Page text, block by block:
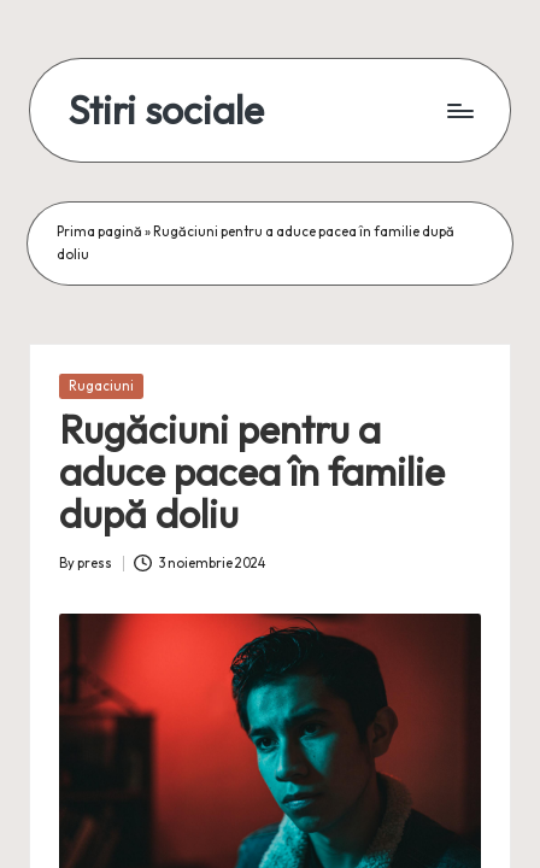
content
Stiri sociale
conexiuni
reale
Prima pagină » Rugăciuni pentru a aduce pacea în familie după
doliu
Posted
Rugaciuni
Rugăciuni pentru a
aduce pacea în familie
după doliu
Posted
Bypress 3 noiembrie 2024